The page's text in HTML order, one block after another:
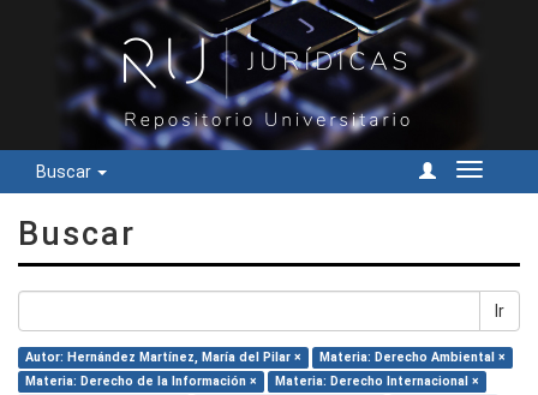
Buscar
Cambiar
Buscar
Ir
Autor: Hernández Martínez, María del Pilar ×
Materia: Derecho Ambiental ×
Materia: Derecho de la Información ×
Materia: Derecho Internacional ×